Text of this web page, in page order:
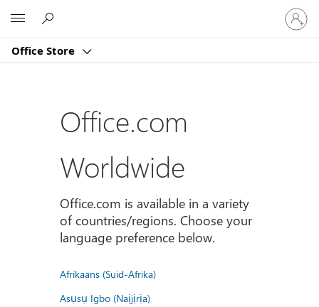
Office Store
Sign
in
to
account
Office.com
Worldwide
Office.com is available in a variety
of countries/regions. Choose your
language preference below.
Afrikaans (Suid-Afrika)
Asụsụ Igbo (Naịjịrịa)